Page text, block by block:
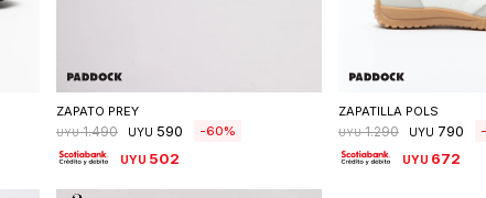
ZAPATO PREY
UYU 1.490 UYU 590 60
UYU 502
ZAPATILLA POLS
UYU 1.290 UYU 790
UYU 672